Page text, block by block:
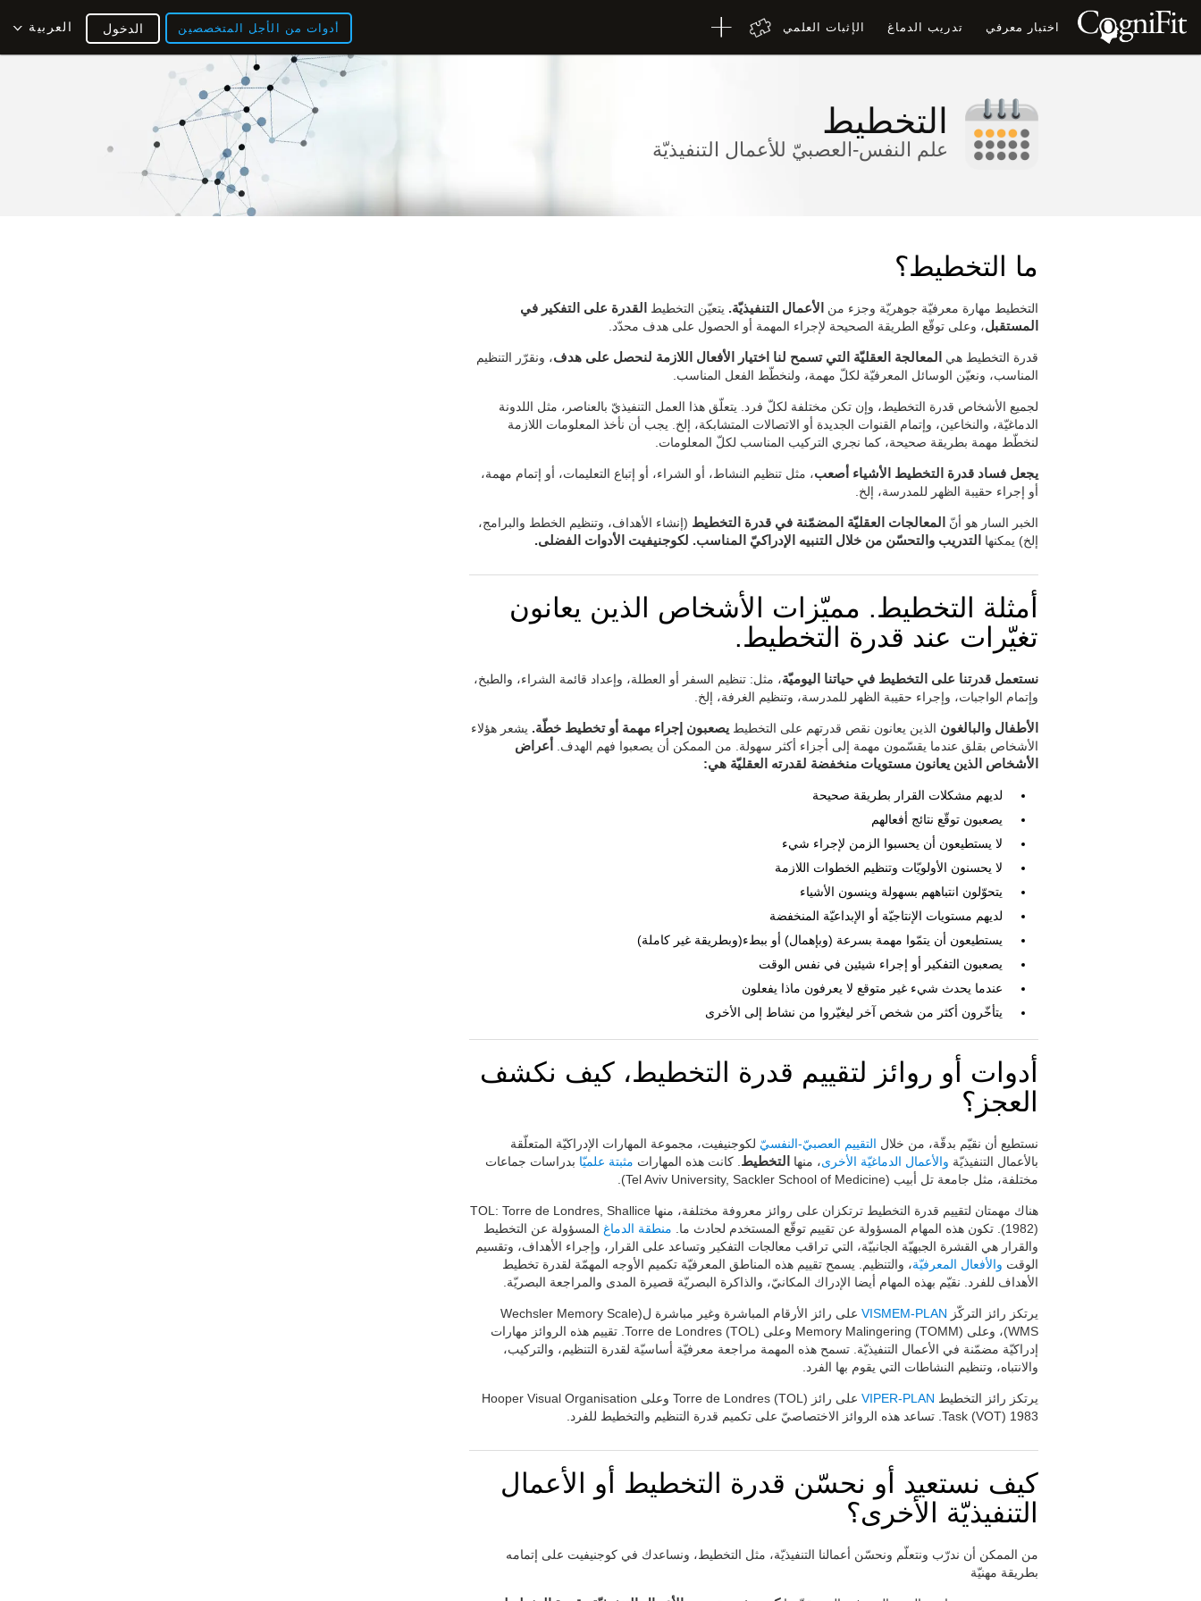
اختبار معرفي تدريب الدماغ الإثبات العلمي أدوات من الأجل المتخصصين العربية الدخول
التخطيط
علم النفس-العصبيّ للأعمال التنفيذيّة
ما التخطيط؟
التخطيط مهارة معرفيّة جوهريّة وجزء من الأعمال التنفيذيّة. يتعيّن التخطيط
القدرة على التفكير في
المستقبل، وعلى توقّع الطريقة الصحيحة لإجراء المهمة أو الحصول على هدف محدّد.
قدرة التخطيط هي المعالجة العقليّة التي تسمح لنا اختيار الأفعال اللازمة لنحصل على هدف، ونقرّر التنظيم
المناسب، ونعيّن الوسائل المعرفيّة لكلّ مهمة، ولنخطّط الفعل المناسب.
لجميع الأشخاص قدرة التخطيط، وإن تكن مختلفة لكلّ فرد. يتعلّق هذا العمل التنفيذيّ بالعناصر، مثل اللدونة
الدماغيّة، والنخاعين، وإتمام القنوات الجديدة أو الاتصالات المتشابكة، إلخ. يجب أن نأخذ المعلومات اللازمة
لنخطّط مهمة بطريقة صحيحة، كما نجري التركيب المناسب لكلّ المعلومات.
يجعل فساد قدرة التخطيط الأشياء أصعب، مثل تنظيم النشاط، أو الشراء، أو إتباع التعليمات، أو إتمام مهمة،
أو إجراء حقيبة الظهر للمدرسة، إلخ.
الخبر السار هو أنّ المعالجات العقليّة المضمّنة في قدرة التخطيط (إنشاء الأهداف، وتنظيم الخطط والبرامج،
إلخ) يمكنها
التدريب والتحسّن من خلال التنبيه الإدراكيّ المناسب. لكوجنيفيت الأدوات الفضلى.
أمثلة التخطيط. مميّزات الأشخاص الذين يعانون
تغيّرات عند قدرة التخطيط.
نستعمل قدرتنا على التخطيط في حياتنا اليوميّة، مثل: تنظيم السفر أو العطلة، وإعداد قائمة الشراء، والطبخ،
وإتمام الواجبات، وإجراء حقيبة الظهر للمدرسة، وتنظيم الغرفة، إلخ.
الأطفال والبالغون الذين يعانون نقص قدرتهم على التخطيط يصعبون إجراء مهمة أو تخطيط خطّة. يشعر هؤلاء
الأشخاص بقلق عندما يقسّمون مهمة إلى أجزاء أكثر سهولة. من الممكن أن يصعبوا فهم الهدف.
أعراض
الأشخاص الذين يعانون مستويات منخفضة لقدرته العقليّة هي:
لديهم مشكلات القرار بطريقة صحيحة
يصعبون توقّع نتائج أفعالهم
لا يستطيعون أن يحسبوا الزمن لإجراء شيء
لا يحسنون الأولويّات وتنظيم الخطوات اللازمة
يتحوّلون انتباههم بسهولة وينسون الأشياء
لديهم مستويات الإنتاجيّة أو الإبداعيّة المنخفضة
يستطيعون أن يتمّوا مهمة بسرعة (وبإهمال) أو ببطء(وبطريقة غير كاملة)
يصعبون التفكير أو إجراء شيئين في نفس الوقت
عندما يحدث شيء غير متوقع لا يعرفون ماذا يفعلون
يتأخّرون أكثر من شخص آخر ليغيّروا من نشاط إلى الأخرى
أدوات أو روائز لتقييم قدرة التخطيط، كيف نكشف
العجز؟
نستطيع أن نقيّم بدقّة، من خلال التقييم العصبيّ-النفسيّ لكوجنيفيت، مجموعة المهارات الإدراكيّة المتعلّقة
بالأعمال التنفيذيّة والأعمال الدماغيّة الأخرى، منها التخطيط . كانت هذه المهارات مثبتة علميّا بدراسات جماعات
مختلفة، مثل جامعة تل أبيب (Tel Aviv University, Sackler School of Medicine).
هناك مهمتان لتقييم قدرة التخطيط ترتكزان على روائز معروفة مختلفة، منها TOL: Torre de Londres, Shallice
(1982). تكون هذه المهام المسؤولة عن تقييم توقّع المستخدم لحادث ما.
منطقة الدماغ المسؤولة عن التخطيط
والقرار هي القشرة الجبهيّة الجانبيّة، التي تراقب معالجات التفكير وتساعد على القرار، وإجراء الأهداف، وتقسيم
الوقت والأفعال المعرفيّة، والتنظيم. يسمح تقييم هذه المناطق المعرفيّة تكميم الأوجه المهمّة لقدرة تخطيط
الأهداف للفرد. نقيّم بهذه المهام أيضا الإدراك المكانيّ، والذاكرة البصريّة قصيرة المدى والمراجعة البصريّة.
يرتكز رائز التركّز VISMEM-PLAN
على رائز الأرقام المباشرة وغير مباشرة ل(Wechsler Memory Scale
(WMS، وعلى (Memory Malingering (TOMM وعلى (Torre de Londres (TOL. تقييم هذه الروائز مهارات
إدراكيّة مضمّنة في الأعمال التنفيذيّة. تسمح هذه المهمة مراجعة معرفيّة أساسيّة لقدرة التنظيم، والتركيب،
والانتباه، وتنظيم النشاطات التي يقوم بها الفرد.
يرتكز رائز التخطيط VIPER-PLAN
على رائز (Torre de Londres (TOL وعلى Hooper Visual Organisation
Task (VOT) 1983. تساعد هذه الروائز الاختصاصيّ على تكميم قدرة التنظيم والتخطيط للفرد.
كيف نستعيد أو نحسّن قدرة التخطيط أو الأعمال
التنفيذيّة الأخرى؟
من الممكن أن ندرّب ونتعلّم ونحسّن أعمالنا التنفيذيّة، مثل التخطيط، ونساعدك في كوجنيفيت على إتمامه
بطريقة مهنيّة